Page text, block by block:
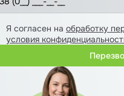
Я согласен наобработку
условия